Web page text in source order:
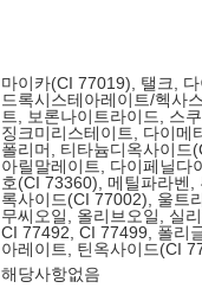
마이카(CI 77019), 탤크,
드록시스테아레이트/헥사
트, 보론나이트라이드, 스
징크미리스테이트, 다이메
폴리머, 티타늄디옥사이드
아릴말레이트, 다이페닐다
호(CI 73360), 메틸파라벤,
록사이드(CI 77002), 울트
무씨오일, 올리브오일, 실
CI 77492, CI 77499, 폴리
아레이트, 틴옥사이드(CI
해당사항없음